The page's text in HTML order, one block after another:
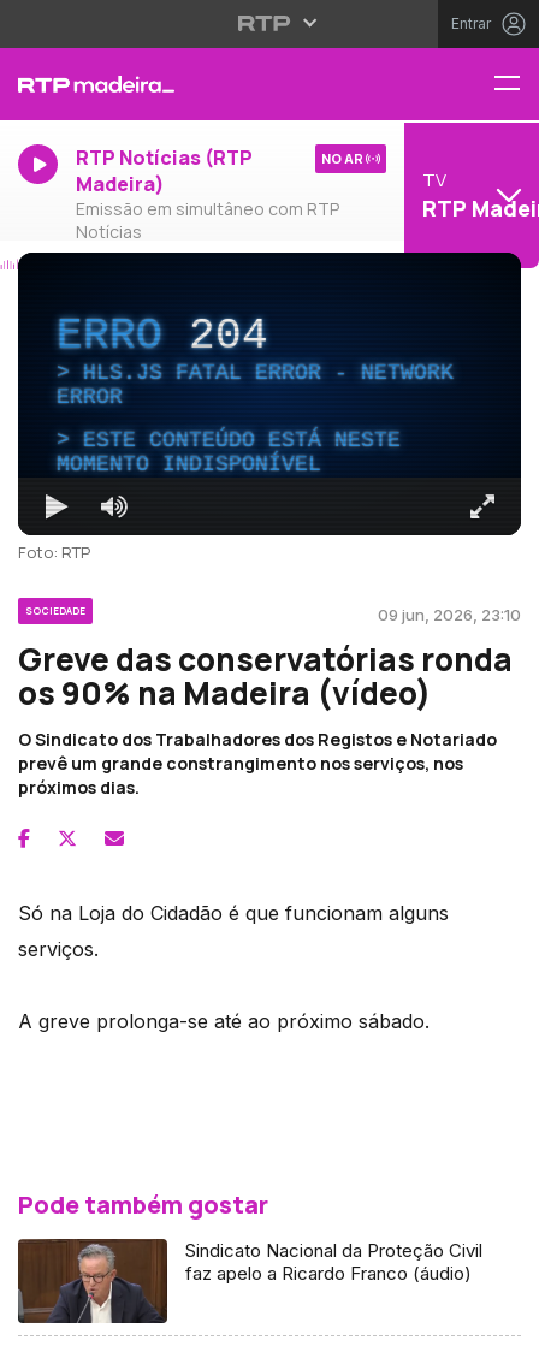
Entrar
RTP Notícias (RTP
Madeira)
Emissão em simultâneo com RTP
Notícias
NO AR
TV
RTP
ERRO204
HLS.JS FATAL ERROR - NETWORK
ERROR
ESTE CONTEÚDO ESTÁ NESTE
MOMENTO INDISPONÍVEL
Foto: RTP
SOCIEDADE 09 jun, 2026, 23:10
Greve das conservatórias ronda
os 90% na Madeira (vídeo)
O Sindicato dos Trabalhadores dos Registos e Notariado
prevê um grande constrangimento nos serviços, nos
próximos dias.
Só na Loja do Cidadão é que funcionam alguns
serviços.
A greve prolonga-se até ao próximo sábado.
Pode também gostar
Sindicato Nacional da Proteção Civil
faz apelo a Ricardo Franco (áudio)